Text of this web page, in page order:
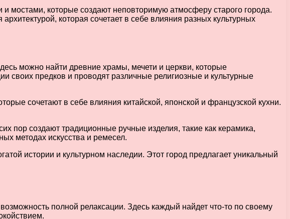
мостами, которые создают неповторимую атмосферу старого города.
которая сочетает в себе влияния разных культурных
можно найти древние храмы, мечети и церкви, которые
своих предков и проводят различные религиозные и культурные
сочетают в себе влияния китайской, японской и французской кухни.
пор создают традиционные ручные изделия, такие как керамика,
методах искусства и ремесел.
истории и культурном наследии. Этот город предлагает уникальный
полной релаксации. Здесь каждый найдет что-то по своему